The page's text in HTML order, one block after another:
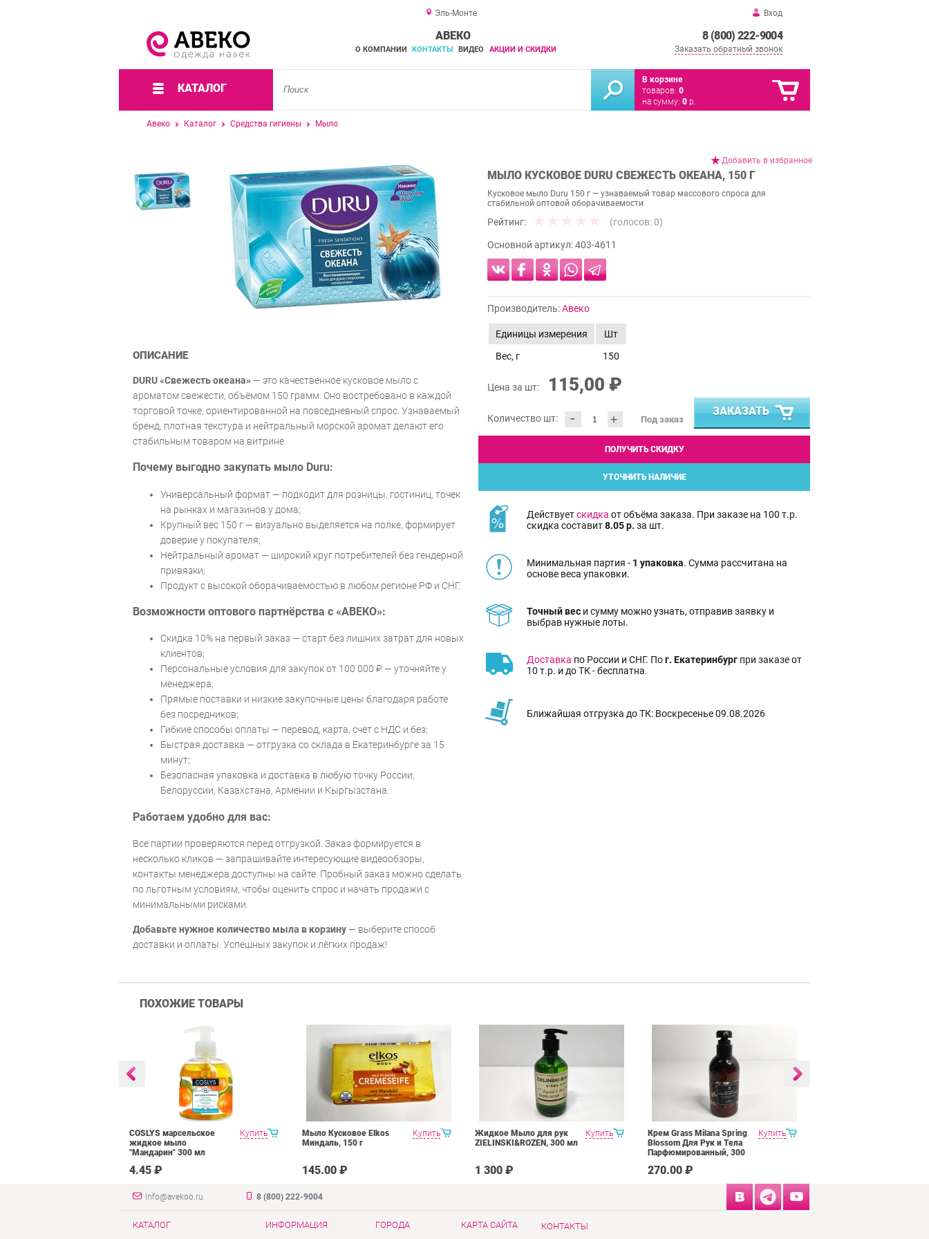
Эль-Монте Вход
8 (800) 222-9004
Заказать обратный звонок
АВЕКО
О КОМПАНИИ КОНТАКТЫ ВИДЕО АКЦИИ И СКИДКИ
КАТАЛОГ
В корзине
товаров: 0
на сумму: 0 р.
Авеко Каталог Средства гигиены Мыло
Добавить в избранное
МЫЛО КУСКОВОЕ DURU СВЕЖЕСТЬ ОКЕАНА, 150 Г
Кусковое мыло Duru 150 г — узнаваемый товар массового спроса для
стабильной оптовой оборачиваемости
Рейтинг: (голосов: 0)
Основной артикул:403-4611
Производитель:Авеко
Единицы измерения
Шт
Вес, г
150
Цена за шт: 115,00 ₽
Количество шт: - + Под заказ
ЗАКАЗАТЬ
ПОЛУЧИТЬ СКИДКУ
УТОЧНИТЬ НАЛИЧИЕ
Действуетскидка от объёма заказа. При заказе на 100 т.р.
скидка составит8.05 р. за шт.
Минимальная партия - 1 упаковка. Сумма рассчитана на
основе веса упаковки.
Точный вес и сумму можно узнать, отправив заявку и
выбрав нужные лоты.
Доставка по России и СНГ. Пог. Екатеринбург при заказе от
10 т.р. и до ТК - бесплатна.
Ближайшая отгрузка до ТК: Воскресенье 09.08.2026
ОПИСАНИЕ
DURU «Свежесть океана» — это качественное кусковое мыло с
ароматом свежести, объёмом 150 грамм. Оно востребовано в каждой
торговой точке, ориентированной на повседневный спрос. Узнаваемый
бренд, плотная текстура и нейтральный морской аромат делают его
стабильным товаром на витрине.
Почему выгодно закупать мыло Duru:
Универсальный формат — подходит для розницы, гостиниц, точек
на рынках и магазинов у дома;
Крупный вес 150 г — визуально выделяется на полке, формирует
доверие у покупателя;
Нейтральный аромат — широкий круг потребителей без гендерной
привязки;
Продукт с высокой оборачиваемостью в любом регионе РФ и СНГ.
Возможности оптового партнёрства с «АВЕКО»:
Скидка 10% на первый заказ — старт без лишних затрат для новых
клиентов;
Персональные условия для закупок от 100 000 ₽ — уточняйте у
менеджера;
Прямые поставки и низкие закупочные цены благодаря работе
без посредников;
Гибкие способы оплаты — перевод, карта, счёт с НДС и без;
Быстрая доставка — отгрузка со склада в Екатеринбурге за 15
минут;
Безопасная упаковка и доставка в любую точку России,
Белоруссии, Казахстана, Армении и Кыргызстана.
Работаем удобно для вас:
Все партии проверяются перед отгрузкой. Заказ формируется в
несколько кликов — запрашивайте интересующие видеообзоры,
контакты менеджера доступны на сайте. Пробный заказ можно сделать
по льготным условиям, чтобы оценить спрос и начать продажи с
минимальными рисками.
Добавьте нужное количество мыла в корзину — выберите способ
доставки и оплаты. Успешных закупок и лёгких продаж!
ПОХОЖИЕ ТОВАРЫ
Купить
COSLYS марсельское
жидкое мыло
"Мандарин" 300 мл
4.45 ₽
Купить
Мыло Кусковое Elkos
Миндаль, 150 г
145.00 ₽
Купить
Жидкое Мыло для рук
ZIELINSKI&ROZEN, 300 мл
1 300 ₽
Купить
Крем Grass Milana Spring
Blossom Для Рук и Тела
Парфюмированный, 300
270.00 ₽
info@avekoo.ru 8 (800) 222-9004
КАТАЛОГ ИНФОРМАЦИЯ ГОРОДА КАРТА САЙТА КОНТАКТЫ